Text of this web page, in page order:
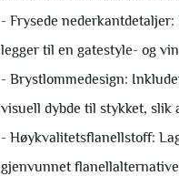
- Frysede
legger til en gatestyle- og
- Brystlommedesign:
visuell dybde til stykket, slik
- Høykvalitetsflanellstoff:
gjenvunnet